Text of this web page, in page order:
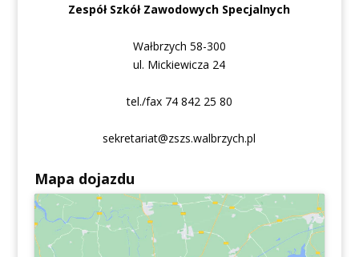
Zespół Szkół Zawodowych Specjalnych
Wałbrzych 58-300
ul. Mickiewicza 24
tel./fax 74 842 25 80
sekretariat@zszs.walbrzych.pl
Mapa dojazdu